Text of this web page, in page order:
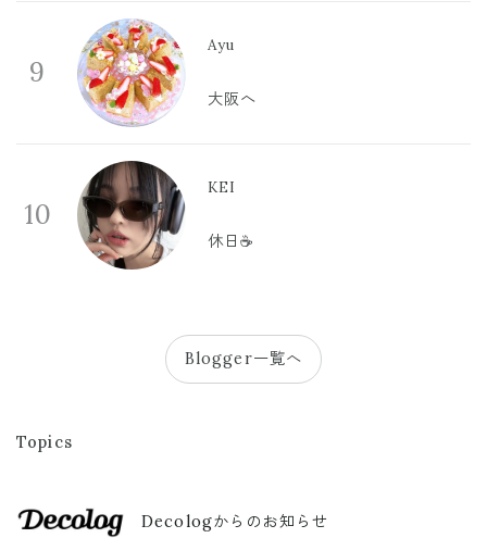
9
Ayu
大阪へ
10
KEI
休日☕️
Blogger一覧へ
Topics
Decologからのお知らせ